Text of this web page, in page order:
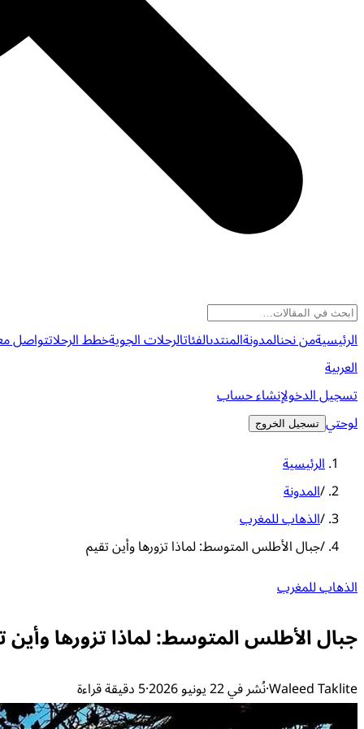
الرئيسيةمن نحنالمدونةالمنتدىالفئاتالرحلات الجويةخطط الرحلاتتواصل
العربية
تسجيل الدخولإنشاء حساب
لوحتي تسجيل الخروج
الرئيسية
/المدونة
/الذهاب للمغرب
/جبال الأطلس المتوسط: لماذا تزورها وأين تقيم
الذهاب للمغرب
جبال الأطلس المتوسط: لماذا تزورها وأين
Waleed Taklite
·نُشر في 22 يونيو 2026 ·5 دقيقة قراءة